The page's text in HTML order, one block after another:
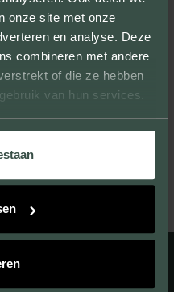
onze site met onze
en analyse. Deze
combineren met andere
of die ze hebben
van hun services.
AUSSEHEN
die große und
und ihnen ein
verleihen.